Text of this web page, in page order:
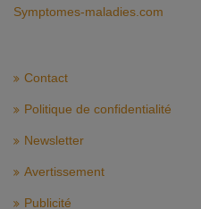
Symptomes-maladies.com
Contact
Politique de confidentialité
Newsletter
Avertissement
Publicité